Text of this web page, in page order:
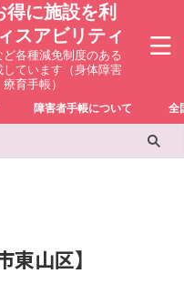
得に施設を利
スアビリティ
各種減免制度のある
ています（身体障害
育手帳）
障害者手帳について 全
山区】